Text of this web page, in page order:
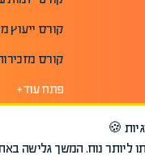
קורס ייעוץ
קורס
פתח עוד+
🍪
ליותר נוח. המשך גלישה